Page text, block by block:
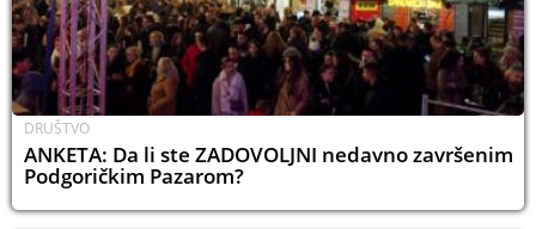
DRUŠTVO
ANKETA: Da li ste ZADOVOLJNI nedavno završenim
Podgoričkim Pazarom?